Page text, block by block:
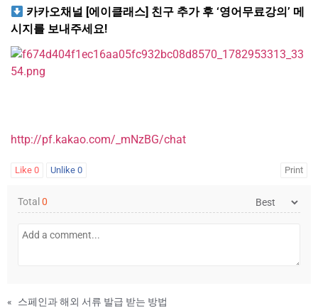
카카오채널 [에이클래스] 친구 추가 후‘영어무료강의’ 메
시지를 보내주세요!
http://pf.kakao.com/_mNzBG/chat
Like 0 Unlike 0 Print
Total 0
«
스페인과 해외 서류 발급 받는 방법